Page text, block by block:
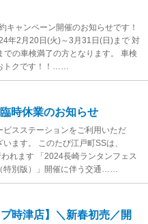
キャンペーン開催のお知らせです！
年2月20日(火)～3月31日(日)まで 対
の車検満了の方となります。 車検
トクです！！……
時休業のお知らせ
ビスステーションをご利用いただ
ます。 このたび江戸町SSは、
れます 「2024長崎ランタンフェス
特別版）」開催に伴う交通……
時津店】＼新春初売／開